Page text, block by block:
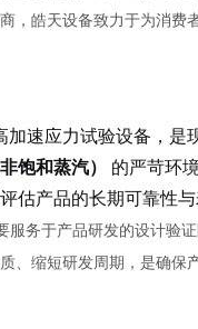
，皓天设备致力于为消费
速应力试验设备，
饱和蒸汽）
的严苛环
估产品的长期可靠性与
服务于产品研发的设计验
缩短研发周期，是确保